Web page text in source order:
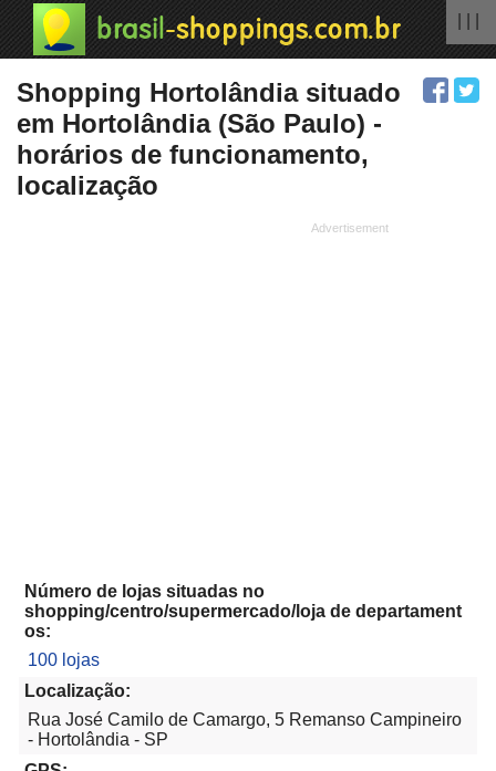
Shopping Hortolândia situado
em Hortolândia (São Paulo) -
horários de funcionamento,
localização
Número de lojas situadas no
shopping/centro/supermercado/loja de departament
os:
100 lojas
Localização:
Rua José Camilo de Camargo, 5 Remanso Campineiro
- Hortolândia - SP